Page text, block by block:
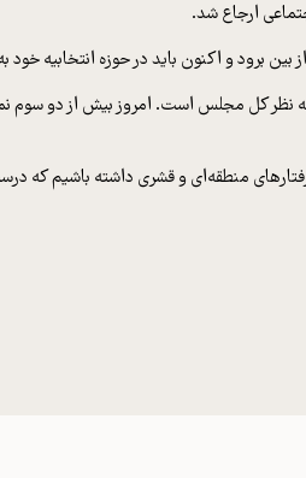
ارجاع شد.
بین برود و اکنون باید در حوزه
نظر کل مجلس است. امروز بیش از دو سوم